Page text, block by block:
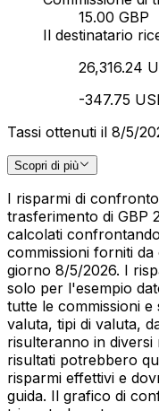
15.00 GBP
Il destinatario
26,316.24
-347.75
Tassi ottenuti il 8/5/
Scopri di più
I risparmi di
trasferimento di GBP
calcolati
commissioni forniti
giorno 8/5/2026. I
solo per l'esempio
tutte le commissioni e
valuta, tipi di valuta,
risulteranno in
risultati potrebbero
risparmi effettivi e
guida. Il grafico di